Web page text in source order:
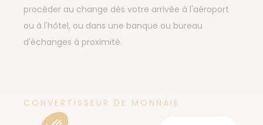
procéder au change dés votre arrivée à l'aéroport
ou à l'hôtel, ou dans une banque ou bureau
d'échanges à proximité.
CONVERTISSEUR DE MONNAIE